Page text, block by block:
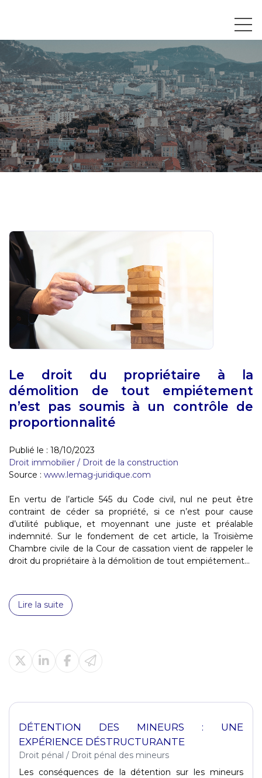
Le droit du propriétaire à la
démolition de tout empiétement
n’est pas soumis à un contrôle de
proportionnalité
Publié le : 18/10/2023
Droit immobilier / Droit de la construction
Source : www.lemag-juridique.com
En vertu de l’article 545 du Code civil, nul ne peut être
contraint de céder sa propriété, si ce n’est pour cause
d’utilité publique, et moyennant une juste et préalable
indemnité. Sur le fondement de cet article, la Troisième
Chambre civile de la Cour de cassation vient de rappeler le
droit du propriétaire à la démolition de tout empiétement...
Lire la suite
DÉTENTION DES MINEURS : UNE
EXPÉRIENCE DÉSTRUCTURANTE
Droit pénal / Droit pénal des mineurs
Les conséquences de la détention sur les mineurs